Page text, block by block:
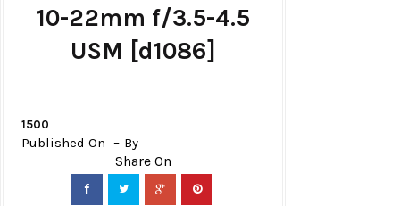
10-22mm f/3.5-4.5
USM [d1086]
1500
Published On By